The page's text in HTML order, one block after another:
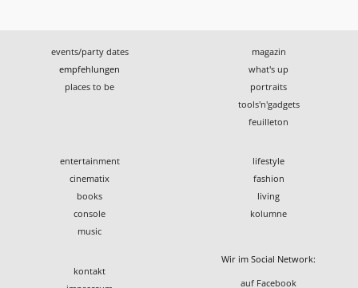
events/party dates
empfehlungen
places to be
magazin
what's up
portraits
tools'n'gadgets
feuilleton
entertainment
cinematix
books
console
music
lifestyle
fashion
living
kolumne
kontakt
Wir im Social Network:
auf Facebook